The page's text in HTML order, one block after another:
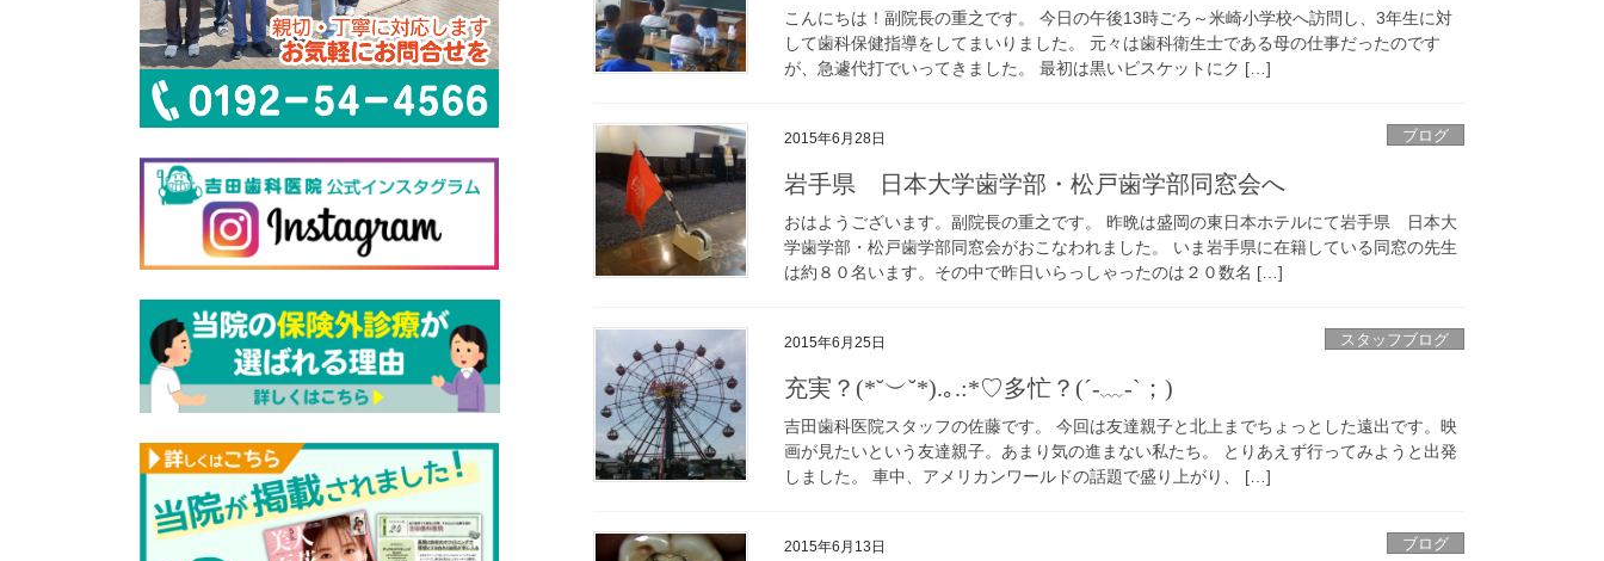
こんにちは！副院長の重之です。 今日の午後13時ごろ～米崎小学校へ訪問し、3年生に対
して歯科保健指導をしてまいりました。 元々は歯科衛生士である母の仕事だったのです
が、急遽代打でいってきました。 最初は黒いビスケットにク […]
2015年6月28日 ブログ
岩手県 日本大学歯学部・松戸歯学部同窓会へ
おはようございます。副院長の重之です。 昨晩は盛岡の東日本ホテルにて岩手県 日本大
学歯学部・松戸歯学部同窓会がおこなわれました。 いま岩手県に在籍している同窓の先生
は約８０名います。その中で昨日いらっしゃったのは２０数名 […]
2015年6月25日 スタッフブログ
充実？(*˘︶˘*).｡.:*♡多忙？(´-﹏-`；)
吉田歯科医院スタッフの佐藤です。 今回は友達親子と北上までちょっとした遠出です。映
画が見たいという友達親子。あまり気の進まない私たち。 とりあえず行ってみようと出発
しました。 車中、アメリカンワールドの話題で盛り上がり、 […]
2015年6月13日 ブログ